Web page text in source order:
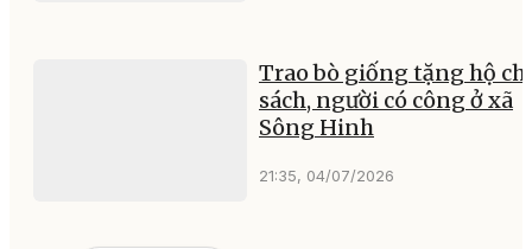
Trao bò giống tặng hộ
sách, người có công ở xã
Sông Hinh
21:35, 04/07/2026